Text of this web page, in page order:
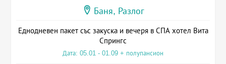
Баня, Разлог
Еднодневен пакет със закуска и вечеря в СПА хотел Вита
Спрингс
Дата: 05.01 - 01.09 + полупансион